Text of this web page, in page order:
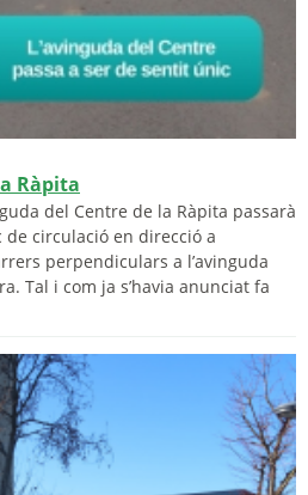
Ràpita
del Centre de la Ràpita passarà
circulació en direcció a
perpendiculars a l’avinguda
Tal i com ja s’havia anunciat fa